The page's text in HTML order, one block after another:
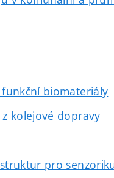
biomateriály
kolejové dopravy
pro